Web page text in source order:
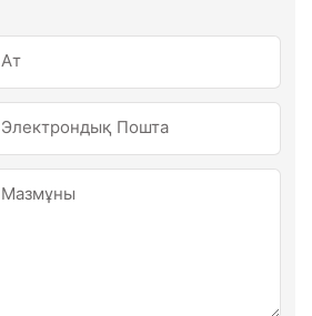
Ат
Электрондық Пошта
Мазмұны